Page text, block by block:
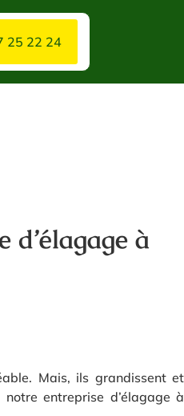
25 22 24
à
Mais, ils grandissent et
entreprise d’élagage à